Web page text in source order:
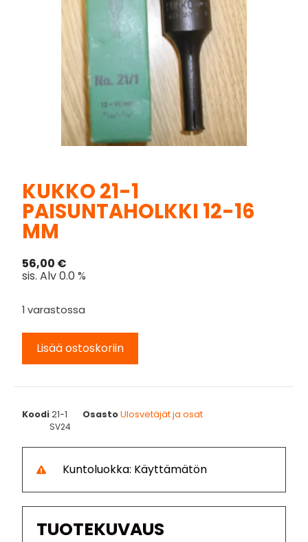
KUKKO 21-1
PAISUNTAHOLKKI 12-16
MM
56,00 €
sis. Alv 0.0 %
1 varastossa
Lisää ostoskoriin
Koodi21-1 OsastoUlosvetäjät ja osat
SV24
Kuntoluokka: Käyttämätön
TUOTEKUVAUS